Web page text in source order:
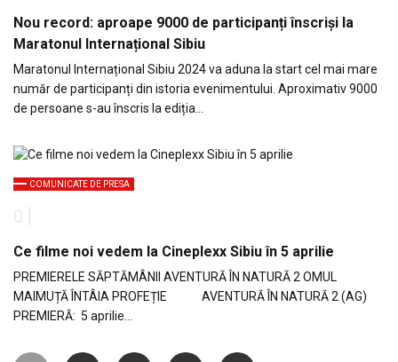
Nou record: aproape 9000 de participanți înscriși la
Maratonul Internațional Sibiu
Maratonul Internațional Sibiu 2024 va aduna la start cel mai mare
număr de participanți din istoria evenimentului. Aproximativ 9000
de persoane s-au înscris la ediția…
COMUNICATE DE PRESA
Ce filme noi vedem la Cineplexx Sibiu în 5 aprilie
PREMIERELE SĂPTĂMÂNII AVENTURĂ ÎN NATURĂ 2 OMUL
MAIMUȚĂ ÎNTÂIA PROFEȚIE AVENTURĂ ÎN NATURĂ 2 (AG)
PREMIERĂ: 5 aprilie…